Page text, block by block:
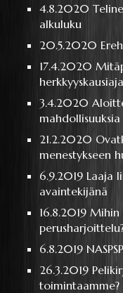
4.8.2020
alkuluku
20.5.2020
17.4.2020
3.4.2020
21.2.2020
menestykseen
6.9.2019 Laaja
avaintekijänä
16.8.2019 Mihin
6.8.2019
26.3.2019
toimintaamme?